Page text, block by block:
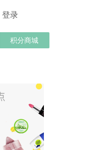
登录
积分商城